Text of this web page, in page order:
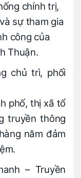
chính trị,
sự tham gia
công của
Thuận.
chủ trì, phối
phố, thị xã tổ
truyền thông
năm đảm
– Truyền